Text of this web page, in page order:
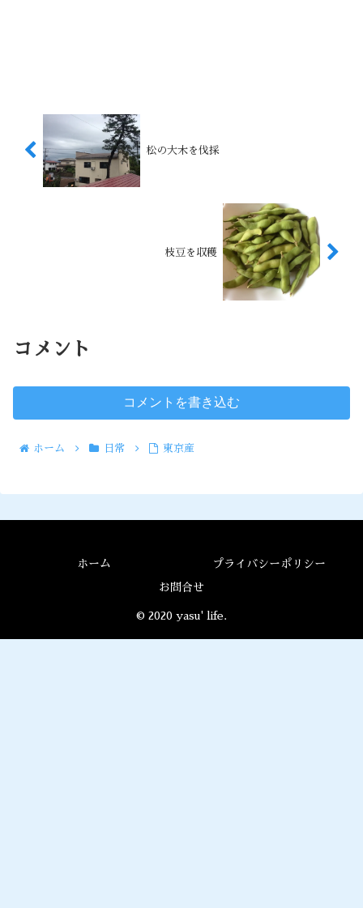
松の大木を伐採
枝豆を収穫
コメント
コメントを書き込む
ホーム 日常 東京産
ホーム プライバシーポリシー
お問合せ
© 2020 yasu' life.